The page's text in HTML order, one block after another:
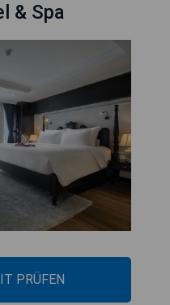
& Spa
PRÜFEN